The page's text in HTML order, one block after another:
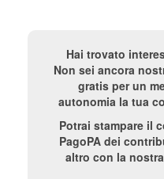
Hai trovato
Non sei ancora
gratis per un
autonomia la tua
Potrai stampare il
PagoPA dei
altro con la